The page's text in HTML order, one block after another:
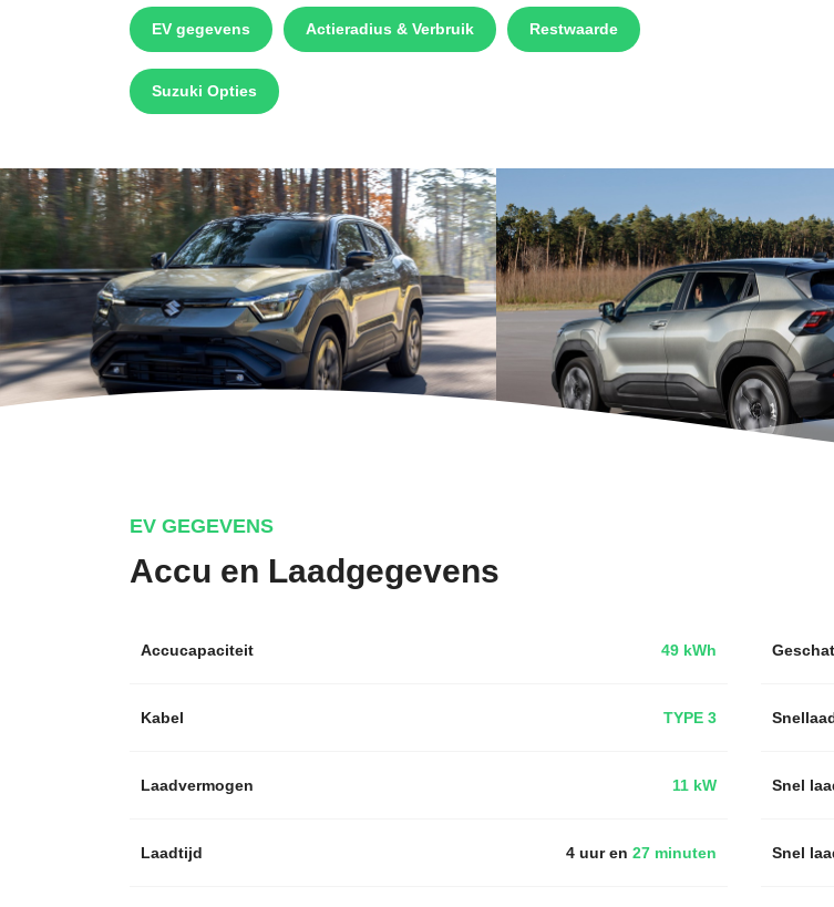
EV gegevens Actieradius & Verbruik Restwaarde
Suzuki Opties
EV GEGEVENS
Accu en Laadgegevens
Accucapaciteit 49 kWh
Kabel TYPE 3
Laadvermogen 11 kW
Laadtijd 4 uur en 27 minuten
Snel
Snel